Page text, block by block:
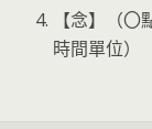
【念】（
時間單位）